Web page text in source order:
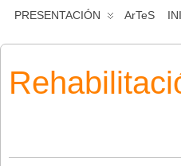
PRESENTACIÓN ArTeS